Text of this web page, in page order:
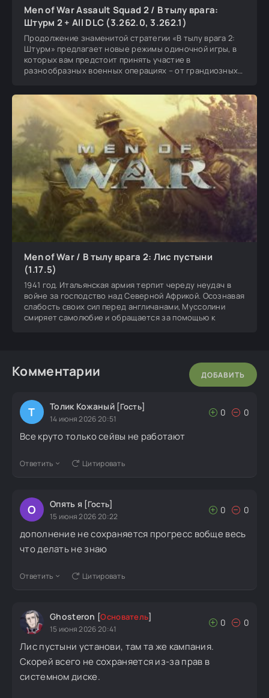
Men of War Assault Squad 2 / В тылу врага:
Штурм 2 + All DLC (3.262.0, 3.262.1)
Продолжение знаменитой стратегии «В тылу врага 2:
Штурм» предлагает новые режимы одиночной игры, в
которых вам предстоит принять участие в
разнообразных военных операциях – от грандиозных
Men of War / В тылу врага 2: Лис пустыни
(1.17.5)
1941 год. Итальянская армия терпит череду неудач в
войне за господство над Северной Африкой. Осознавая
слабость своих сил перед англичанами, Муссолини
смиряет самолюбие и обращается за помощью к
Комментарии ДОБАВИТЬ
Т Толик Кожаный [Гость]
14 июня 2026 20:51
0 0
Все круто только сейвы не работают
Ответить Цитировать
О Опять я [Гость]
15 июня 2026 20:22
0 0
дополнение не сохраняется прогресс вобще весь
что делать не знаю
Ответить Цитировать
Ghosteron [Основатель]
15 июня 2026 20:41
0 0
Лис пустыни установи, там та же кампания.
Скорей всего не сохраняется из-за прав в
системном диске.